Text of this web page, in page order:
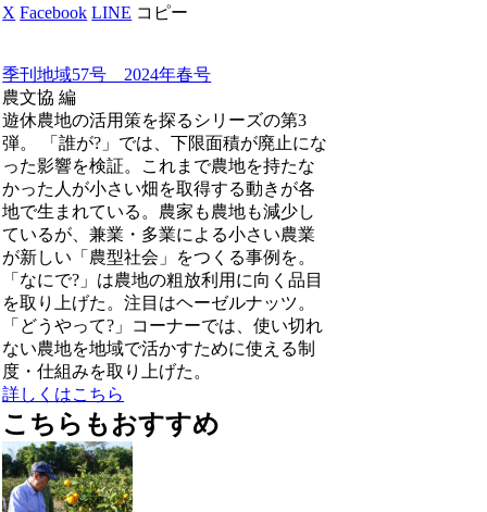
X Facebook LINE コピー
季刊地域57号 2024年春号
農文協 編
遊休農地の活用策を探るシリーズの第3
弾。 「誰が?」では、下限面積が廃止にな
った影響を検証。これまで農地を持たな
かった人が小さい畑を取得する動きが各
地で生まれている。農家も農地も減少し
ているが、兼業・多業による小さい農業
が新しい「農型社会」をつくる事例を。
「なにで?」は農地の粗放利用に向く品目
を取り上げた。注目はヘーゼルナッツ。
「どうやって?」コーナーでは、使い切れ
ない農地を地域で活かすために使える制
度・仕組みを取り上げた。
詳しくはこちら
こちらもおすすめ